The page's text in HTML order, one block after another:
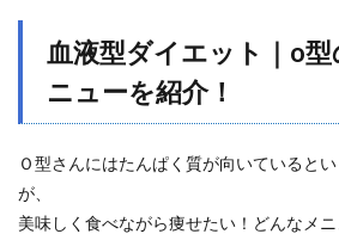
血液型ダイエット｜o
ニューを紹介！
Ｏ型さんにはたんぱく質が向いていると
が、
美味しく食べながら痩せたい！どんなメ